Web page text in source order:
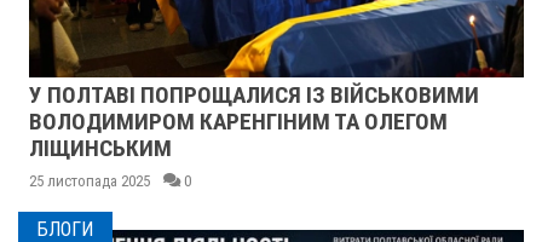
У ПОЛТАВІ ПОПРОЩАЛИСЯ ІЗ ВІЙСЬКОВИМИ
ВОЛОДИМИРОМ КАРЕНГІНИМ ТА ОЛЕГОМ
ЛІЩИНСЬКИМ
25 листопада 2025 0
БЛОГИ